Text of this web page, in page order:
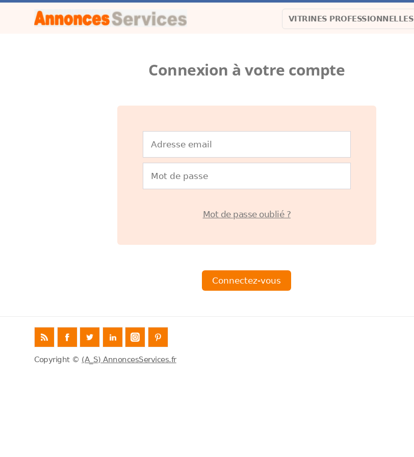
VITRINES PROFESSIONNELLES
Connexion à votre compte
Mot de passe oublié ?
Copyright © (A_S) AnnoncesServices.fr